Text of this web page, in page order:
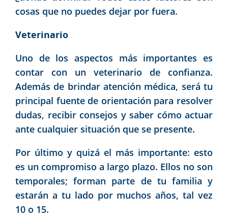
cosas que no puedes dejar por fuera.
Veterinario
Uno de los aspectos más importantes es
contar con un veterinario de confianza.
Además de brindar atención médica, será tu
principal fuente de orientación para resolver
dudas, recibir consejos y saber cómo actuar
ante cualquier situación que se presente.
Por último y quizá el más importante: esto
es un compromiso a largo plazo. Ellos no son
temporales; forman parte de tu familia y
estarán a tu lado por muchos años, tal vez
10 o 15.